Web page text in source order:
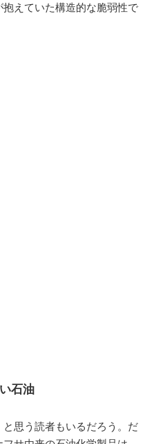
えていた構造的な脆弱性で
石油
と思う読者もいるだろう。だ